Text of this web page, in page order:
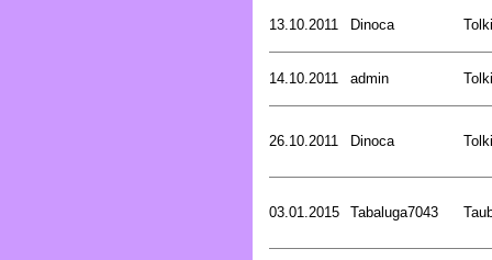
13.10.2011 Dinoca
14.10.2011 admin
26.10.2011 Dinoca
03.01.2015 Tabaluga7043